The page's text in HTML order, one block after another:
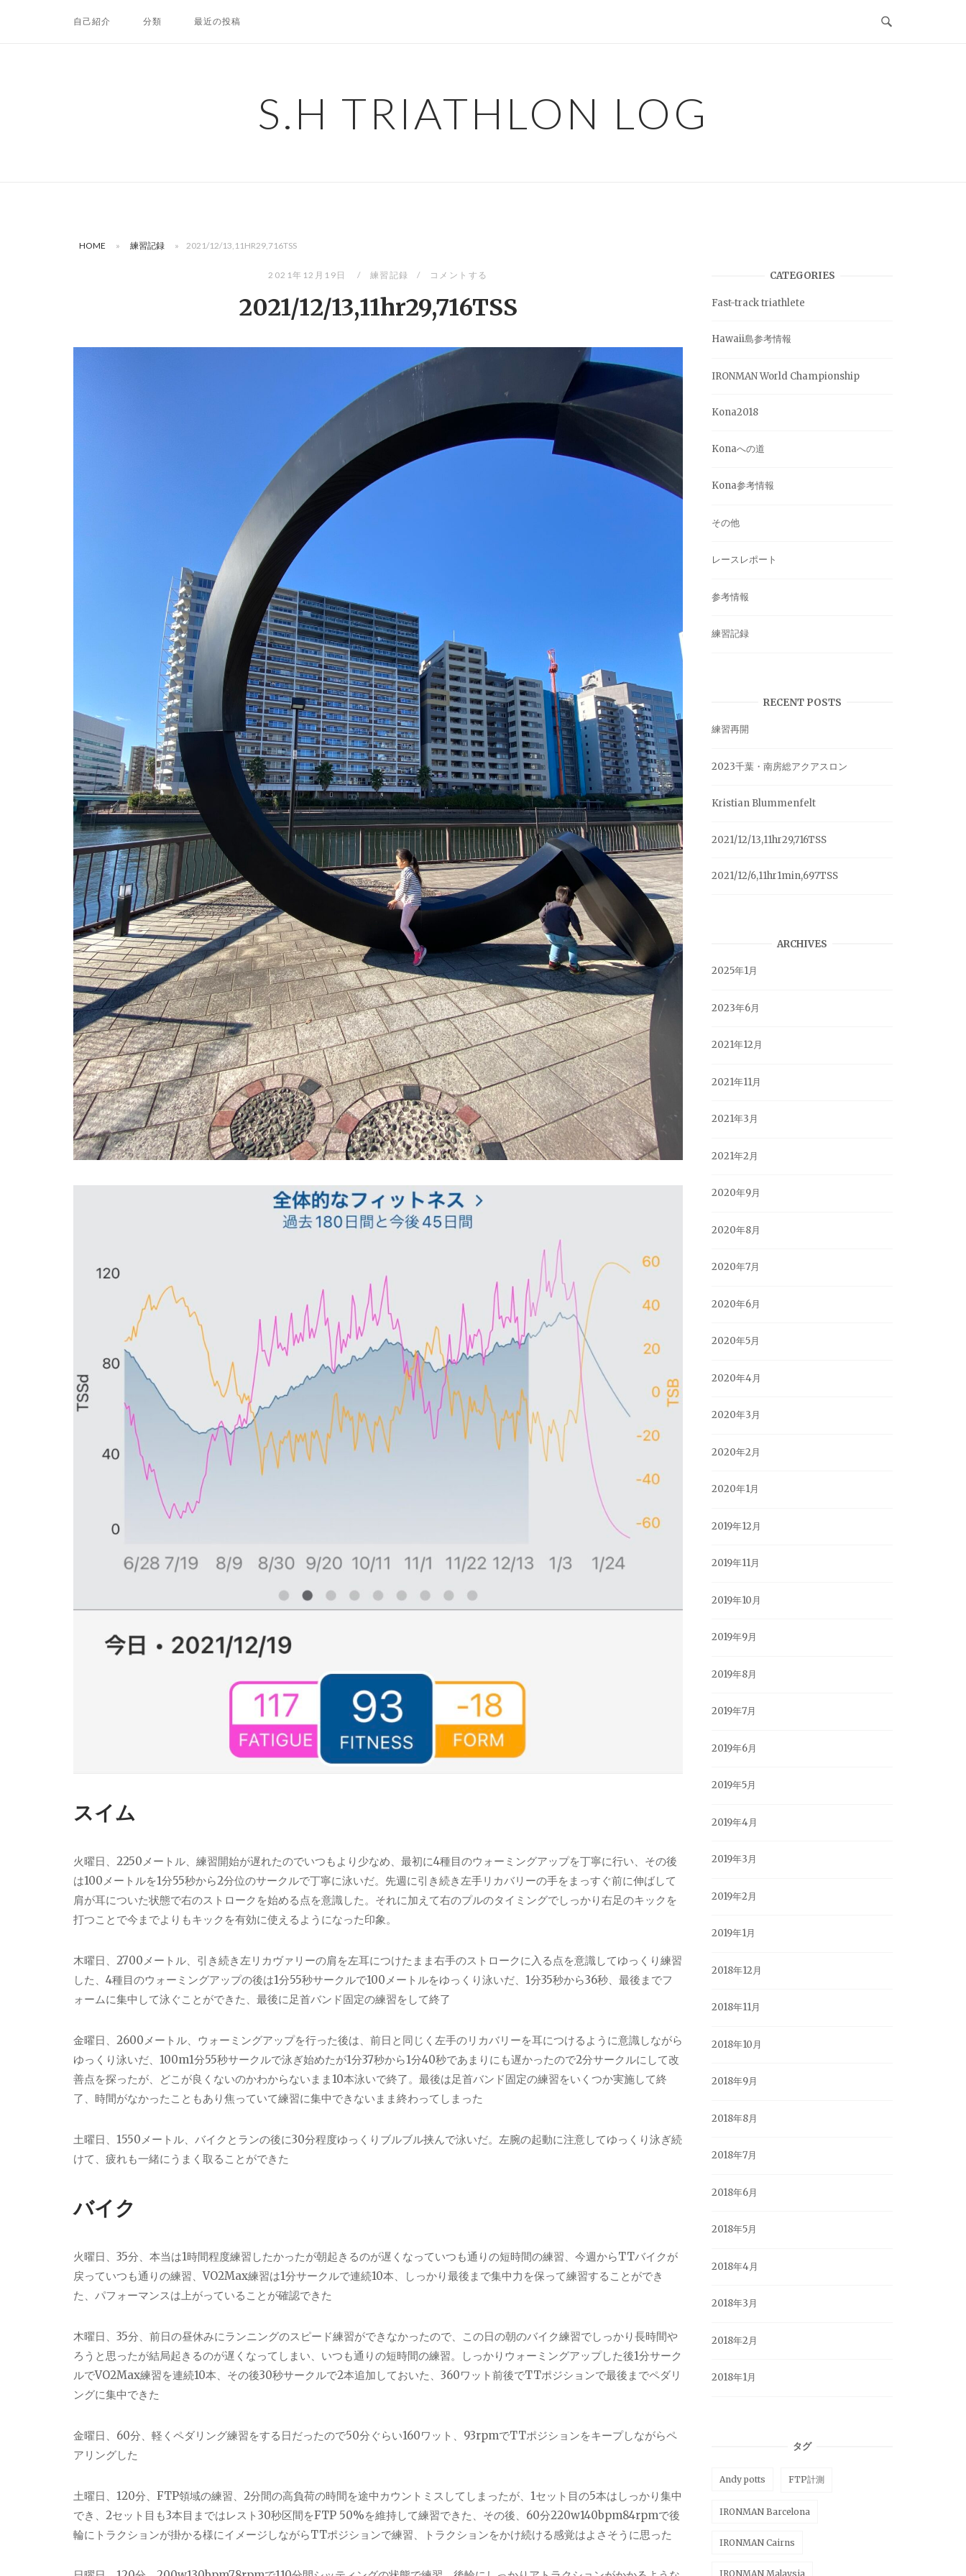
自己紹介 分類 最近の投稿
S.H TRIATHLON LOG
HOME » 練習記録 » 2021/12/13,11HR29,716TSS
2021年12月19日 練習記録 コメントする
2021/12/13,11hr29,716TSS
スイム
火曜日、2250メートル、練習開始が遅れたのでいつもより少なめ、最初に4種目のウォーミングアップを丁寧に行い、その後
は100メートルを1分55秒から2分位のサークルで丁寧に泳いだ。先週に引き続き左手リカバリーの手をまっすぐ前に伸ばして
肩が耳についた状態で右のストロークを始める点を意識した。それに加えて右のプルのタイミングでしっかり右足のキックを
打つことで今までよりもキックを有効に使えるようになった印象。
木曜日、2700メートル、引き続き左リカヴァリーの肩を左耳につけたまま右手のストロークに入る点を意識してゆっくり練習
した、4種目のウォーミングアップの後は1分55秒サークルで100メートルをゆっくり泳いだ、1分35秒から36秒、最後までフ
ォームに集中して泳ぐことができた、最後に足首バンド固定の練習をして終了
金曜日、2600メートル、ウォーミングアップを行った後は、前日と同じく左手のリカバリーを耳につけるように意識しながら
ゆっくり泳いだ、100m1分55秒サークルで泳ぎ始めたが1分37秒から1分40秒であまりにも遅かったので2分サークルにして改
善点を探ったが、どこが良くないのかわからないまま10本泳いで終了。最後は足首バンド固定の練習をいくつか実施して終
了、時間がなかったこともあり焦っていて練習に集中できないまま終わってしまった
土曜日、1550メートル、バイクとランの後に30分程度ゆっくりブルブル挟んで泳いだ。左腕の起動に注意してゆっくり泳ぎ続
けて、疲れも一緒にうまく取ることができた
バイク
火曜日、35分、本当は1時間程度練習したかったが朝起きるのが遅くなっていつも通りの短時間の練習、今週からTTバイクが
戻っていつも通りの練習、VO2Max練習は1分サークルで連続10本、しっかり最後まで集中力を保って練習することができ
た、パフォーマンスは上がっていることが確認できた
木曜日、35分、前日の昼休みにランニングのスピード練習ができなかったので、この日の朝のバイク練習でしっかり長時間や
ろうと思ったが結局起きるのが遅くなってしまい、いつも通りの短時間の練習。しっかりウォーミングアップした後1分サーク
ルでVO2Max練習を連続10本、その後30秒サークルで2本追加しておいた、360ワット前後でTTポジションで最後までペダリ
ングに集中できた
金曜日、60分、軽くペダリング練習をする日だったので50分ぐらい160ワット、93rpmでTTポジションをキープしながらペ
アリングした
土曜日、120分、FTP領域の練習、2分間の高負荷の時間を途中カウントミスしてしまったが、1セット目の5本はしっかり集中
でき、2セット目も3本目まではレスト30秒区間をFTP 50%を維持して練習できた、その後、60分220w140bpm84rpmで後
輪にトラクションが掛かる様にイメージしながらTTポジションで練習、トラクションをかけ続ける感覚はよさそうに思った
CATEGORIES
Fast-track triathlete
Hawaii島参考情報
IRONMAN World Championship
Kona2018
Konaへの道
Kona参考情報
その他
レースレポート
参考情報
練習記録
RECENT POSTS
練習再開
2023千葉・南房総アクアスロン
Kristian Blummenfelt
2021/12/13,11hr29,716TSS
2021/12/6,11hr1min,697TSS
ARCHIVES
2025年1月
2023年6月
2021年12月
2021年11月
2021年3月
2021年2月
2020年9月
2020年8月
2020年7月
2020年6月
2020年5月
2020年4月
2020年3月
2020年2月
2020年1月
2019年12月
2019年11月
2019年10月
2019年9月
2019年8月
2019年7月
2019年6月
2019年5月
2019年4月
2019年3月
2019年2月
2019年1月
2018年12月
2018年11月
2018年10月
2018年9月
2018年8月
2018年7月
2018年6月
2018年5月
2018年4月
2018年3月
2018年2月
2018年1月
タグ
Andy potts FTP計測
IRONMAN Barcelona
IRONMAN Cairns
IRONMAN Malaysia